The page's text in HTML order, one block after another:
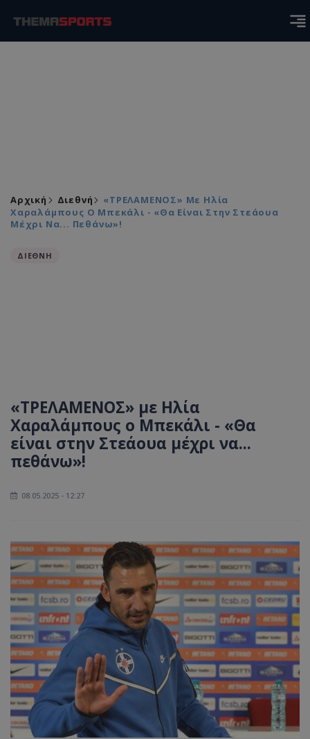
Αρχική Διεθνή
«ΤΡΕΛΑΜΕΝΟΣ» Με Ηλία
Χαραλάμπους Ο Μπεκάλι - «Θα Είναι Στην Στεάουα
Μέχρι Να... Πεθάνω»!
ΔΙΕΘΝΗ
«ΤΡΕΛΑΜΕΝΟΣ» με Ηλία
Χαραλάμπους ο Μπεκάλι - «Θα
είναι στην Στεάουα μέχρι να...
πεθάνω»!
08.05.2025 - 12:27